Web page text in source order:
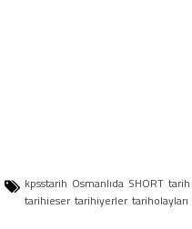
kpsstarih Osmanlıda SHORT tarih
tarihieser tarihiyerler tariholayları